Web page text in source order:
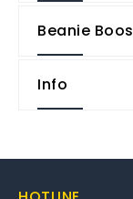
Beanie Boos
Info